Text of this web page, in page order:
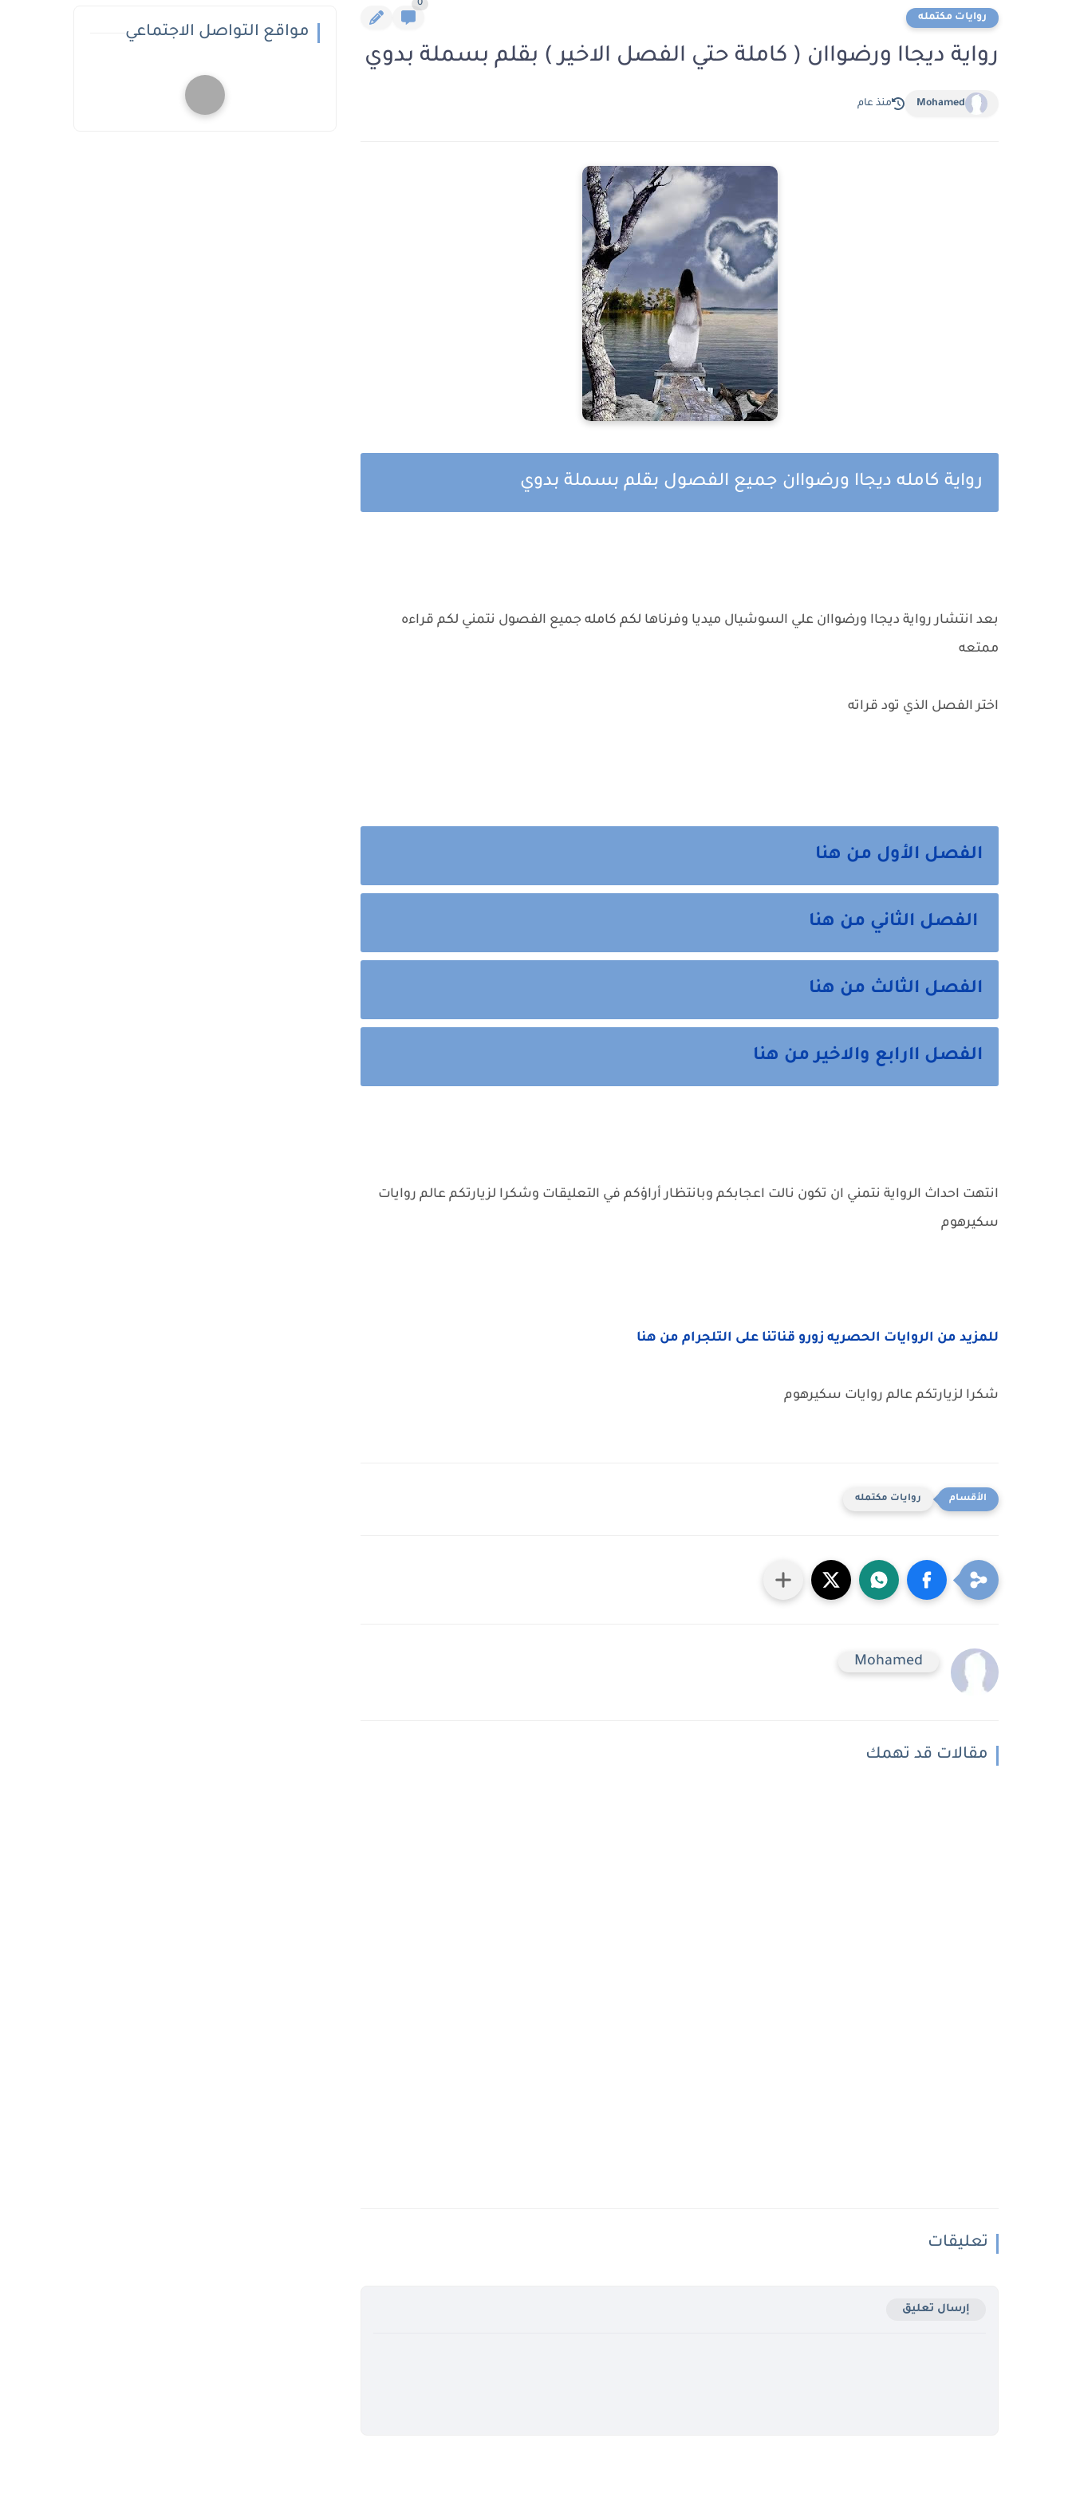
روايات مكتمله
0
رواية ديجاا ورضواان ( كاملة حتي الفصل الاخير ) بقلم بسملة بدوي
Mohamed منذ عام
رواية كامله ديجاا ورضواان جميع الفصول بقلم بسملة بدوي
بعد انتشار رواية ديجاا ورضواان علي السوشيال ميديا وفرناها لكم كامله جميع الفصول نتمني لكم قراءه
ممتعه
اختر الفصل الذي تود قراته
الفصل الأول من هنا
الفصل الثاني من هنا
الفصل الثالث من هنا
الفصل اارابع والاخير من هنا
انتهت احداث الرواية نتمني ان تكون نالت اعجابكم وبانتظار أراؤكم في التعليقات وشكرا لزيارتكم عالم روايات
سكيرهوم
للمزيد من الروايات الحصريه زورو قناتنا على التلجرام من هنا
شكرا لزيارتكم عالم روايات سكيرهوم
روايات مكتمله
Mohamed
مقالات قد تهمك
تعليقات
إرسال تعليق
مواقع التواصل الاجتماعي